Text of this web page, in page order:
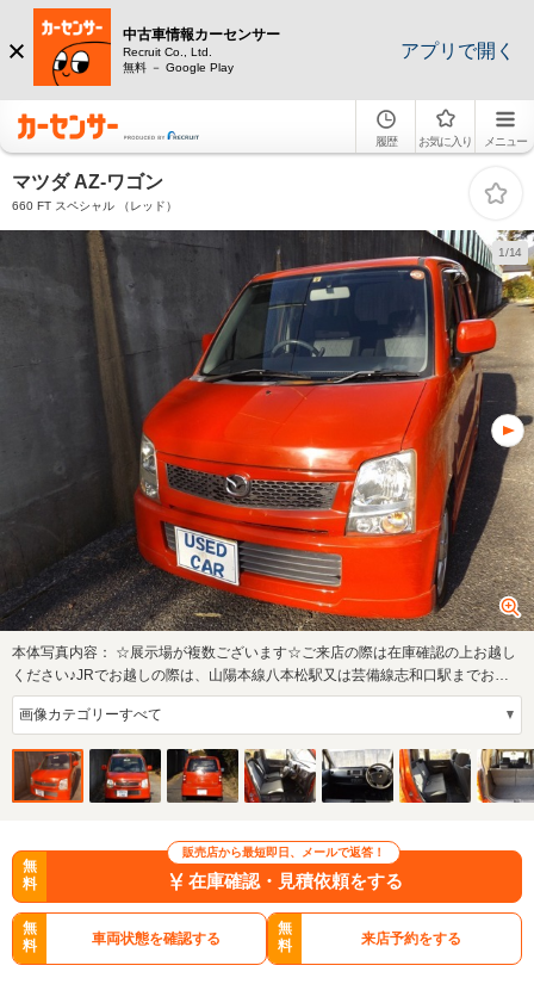
中古車情報カーセンサー
Recruit Co., Ltd.
無料 － Google Play
アプリで開く
履歴 お気に入り メニュー
マツダ AZ-ワゴン
660 FT スペシャル （レッド）
1/14
本体写真内容： ☆展示場が複数ございます☆ご来店の際は在庫確認の上お越し
ください♪JRでお越しの際は、山陽本線八本松駅又は芸備線志和口駅までお迎
えに参りま…
販売店から最短即日、メールで返答！
無
料
在庫確認・見積依頼をする
無
料
車両状態を確認する
無
料
来店予約をする